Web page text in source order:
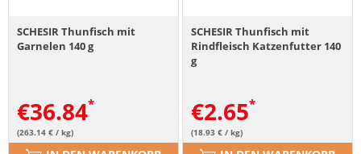
SCHESIR Thunfisch mit
Garnelen 140 g
€36.84
(263.14 € / kg)
SCHESIR Thunfisch mit
Rindfleisch Katzenfutter 140
g
€2.65
(18.93 € / kg)